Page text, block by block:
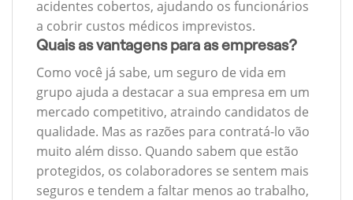
acidentes cobertos, ajudando os funcionários
a cobrir custos médicos imprevistos.
Quais as vantagens para as empresas?
Como você já sabe, um seguro de vida em
grupo ajuda a destacar a sua empresa em um
mercado competitivo, atraindo candidatos de
qualidade. Mas as razões para contratá-lo vão
muito além disso. Quando sabem que estão
protegidos, os colaboradores se sentem mais
seguros e tendem a faltar menos ao trabalho,